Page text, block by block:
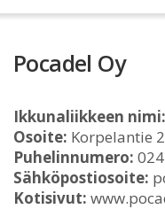
Pocadel Oy
Ikkunaliikkeen nimi:
Osoite: Korpelantie
Puhelinnumero:
Sähköpostiosoite:
Kotisivut: